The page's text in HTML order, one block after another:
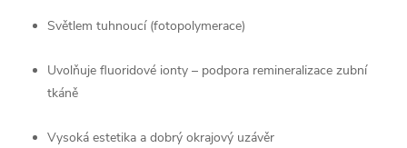
Světlem tuhnoucí (fotopolymerace)
Uvolňuje fluoridové ionty – podpora remineralizace zubní
tkáně
Vysoká estetika a dobrý okrajový uzávěr